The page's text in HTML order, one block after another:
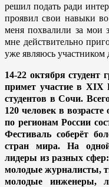
решил подать ради
проявил свои навыки
меня похвалили за мои
мне действительно
уже являюсь участником
14-22 октября
примет участие в XIX
студентов в Сочи.
120 человек в
по регионам России
Фестиваль соберёт
стран мира. На
лидеры из разных
молодые журналисты,
молодые инженеры,